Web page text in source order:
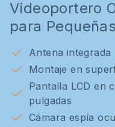
Videoportero
para
Antena integrada
Montaje en
Pantalla LCD en
pulgadas
Cámara espía